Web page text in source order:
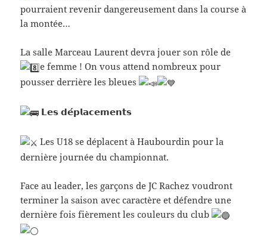
pourraient revenir dangereusement dans la course à
la montée…
La salle Marceau Laurent devra jouer son rôle de
e femme ! On vous attend nombreux pour
pousser derrière les bleues
𝗟𝗲𝘀 𝗱𝗲́𝗽𝗹𝗮𝗰𝗲𝗺𝗲𝗻𝘁𝘀
Les U18 se déplacent à Haubourdin pour la
dernière journée du championnat.
Face au leader, les garçons de JC Rachez voudront
terminer la saison avec caractère et défendre une
dernière fois fièrement les couleurs du club